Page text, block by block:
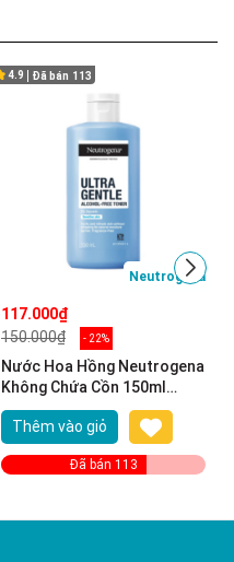
4.9 Đã bán 113
Neutrogena
117.000₫
150.000₫
- 22%
Nước Hoa Hồng Neutrogena
Không Chứa Cồn 150ml
Alcohol Free Toner
Thêm vào giỏ
Đã bán 113